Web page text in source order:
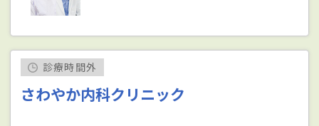
診療時間外
さわやか内科クリニック